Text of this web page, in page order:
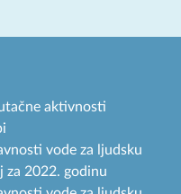
aktivnosti
vode za ljudsku
za 2022. godinu